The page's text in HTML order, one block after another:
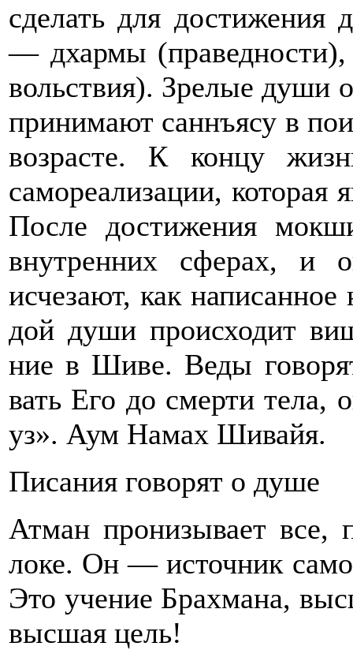
сделать для достижения
— дхармы
вольствия). Зрелые души
принимают саннъясу в
возрасте. К концу
самореализации, которая
После достижения
внутренних сферах, и
исчезают, как
дой души происходит
ние в Шиве. Веды
вать Его до смерти тела,
уз». Аум Намах Шивайя.
Писания говорят о душе
Атман пронизывает
локе. Он — источник
Это учение Брахмана,
высшая цель!